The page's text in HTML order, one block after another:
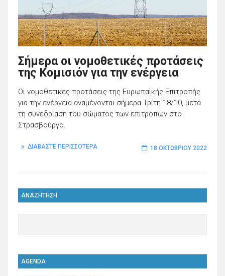
Σήμερα οι νομοθετικές προτάσεις
της Κομισιόν για την ενέργεια
Οι νομοθετικές προτάσεις της Ευρωπαϊκής Επιτροπής
για την ενέργεια αναμένονται σήμερα Τρίτη 18/10, μετά
τη συνεδρίαση του σώματος των επιτρόπων στο
Στρασβούργο.
ΔΙΑΒΑΣΤΕ ΠΕΡΙΣΣΟΤΕΡΑ 18 ΟΚΤΩΒΡΊΟΥ 2022
ΑΝΑΖΗΤΗΣΗ
AGENDA